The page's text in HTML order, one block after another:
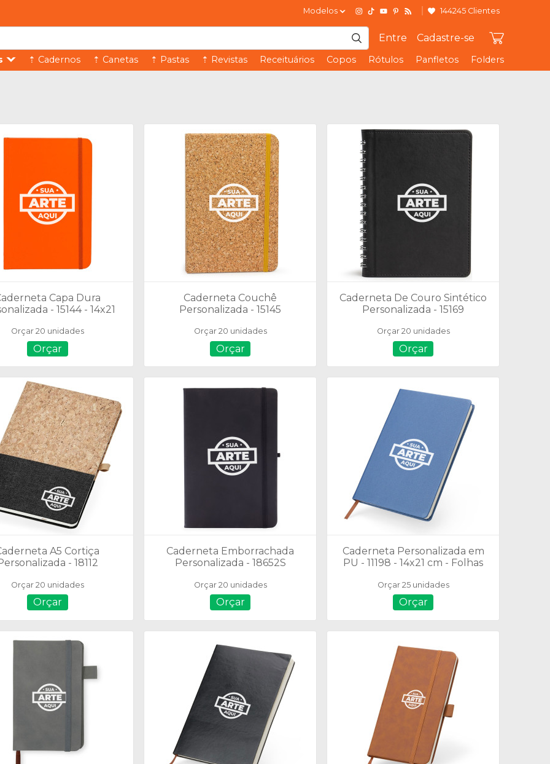
Modelos 144245 Clientes
Entre Cadastre-se
⇡ Cadernos ⇡ Canetas ⇡ Pastas ⇡ Revistas Receituários Copos Rótulos Panfletos Folders
Capa Dura
- 15144 - 14x21
Orçar 20 unidades
Orçar
Caderneta Couchê
Personalizada - 15145
Orçar 20 unidades
Orçar
Caderneta De Couro Sintético
Personalizada - 15169
Orçar 20 unidades
Orçar
A5 Cortiça
- 18112
Orçar 20 unidades
Orçar
Caderneta Emborrachada
Personalizada - 18652S
Orçar 20 unidades
Orçar
Caderneta Personalizada em
PU - 11198 - 14x21 cm - Folhas
Orçar 25 unidades
Orçar